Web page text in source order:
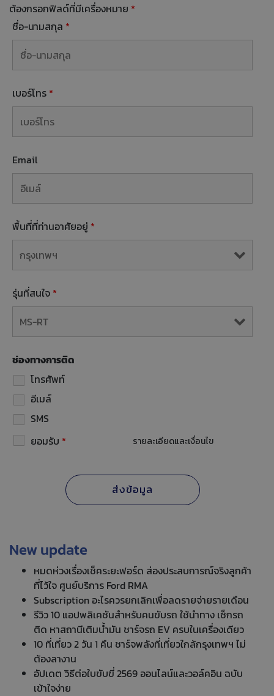
ต้องกรอกฟิลด์ที่มีเครื่องหมาย *
ชื่อ-นามสกุล *
เบอร์โทร *
Email
พื้นที่ที่ท่านอาศัยอยู่ *
รุ่นที่สนใจ *
ช่องทางการติด
โทรศัพท์
อีเมล์
SMS
ยอมรับ * รายละเอียดและเงื่อนไข
New update
หมดห่วงเรื่องเช็คระยะฟอร์ด ส่องประสบการณ์จริงลูกค้า
ที่ไว้ใจ ศูนย์บริการ Ford RMA
Subscription อะไรควรยกเลิกเพื่อลดรายจ่ายรายเดือน
รีวิว 10 แอปพลิเคชันสำหรับคนขับรถ ใช้นำทาง เช็กรถ
ติด หาสถานีเติมน้ำมัน ชาร์จรถ EV ครบในเครื่องเดียว
10 ที่เที่ยว 2 วัน 1 คืน ชาร์จพลังที่เที่ยวใกล้กรุงเทพฯ ไม่
ต้องลางาน
อัปเดต วิธีต่อใบขับขี่ 2569 ออนไลน์และวอล์คอิน ฉบับ
เข้าใจง่าย